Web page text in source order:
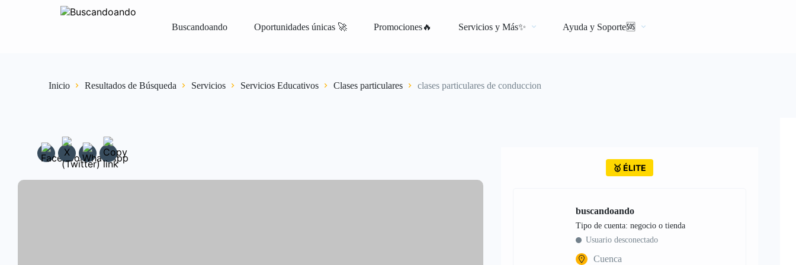
Buscandoando Oportunidades únicas 🚀 Promociones🔥 Servicios y Más✨ Ayuda y Soporte🆘
Iniciar Sesión Registrar Vender Gratis
Inicio Resultados de Búsqueda Servicios Servicios Educativos Clases particulares clases particulares de conduccion
🥇 ÉLITE
buscandoando
tipo de cuenta: negocio o tienda
Usuario desconectado
Cuenca